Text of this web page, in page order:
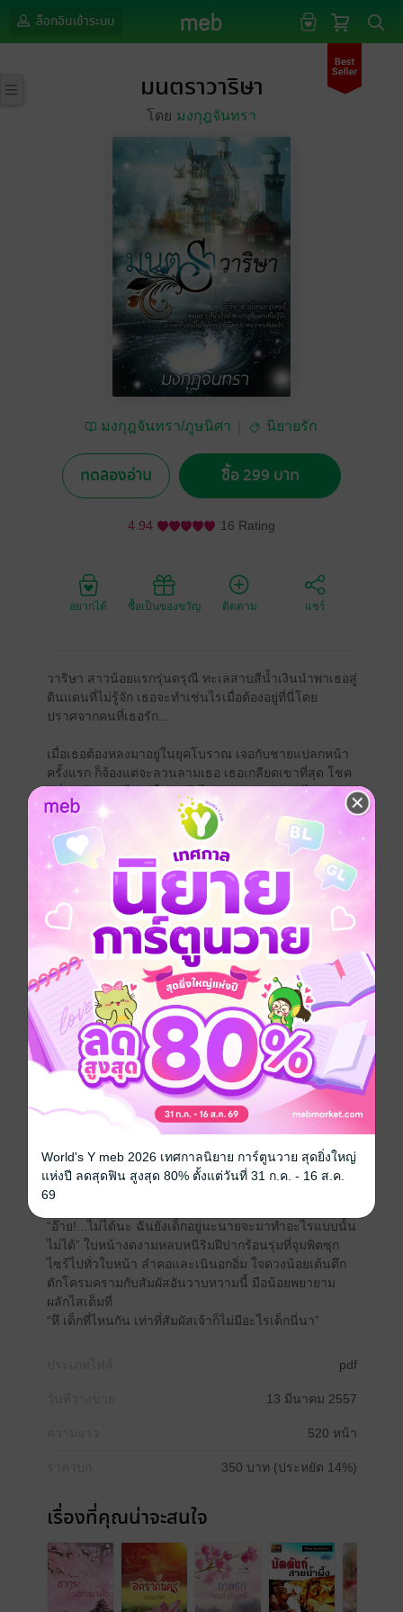
ล็อกอินเข้าระบบ
มนตราวาริษา
โดย มงกุฎจันทรา
มงกุฎจันทรา/ภูษนิศา นิยายรัก
ทดลองอ่าน ซื้อ 299 บาท
4.94 16 Rating
อยากได้ ซื้อเป็นของขวัญ ติดตาม แชร์
วาริษา สาวน้อยแรกรุ่นดรุณี ทะเลสาบสีน้ำเงินนำพาเธอสู่
ดินแดนที่ไม่รู้จัก เธอจะทำเช่นไรเมื่อต้องอยู่ที่นี่โดย
ปราศจากคนที่เธอรัก...
เมื่อเธอต้องหลงมาอยู่ในยุคโบราณ เจอกับชายแปลกหน้า
ครั้งแรก ก็จ้องแต่จะลวนลามเธอ เธอเกลียดเขาที่สุด โชค
ดีที่เธอต้องเข้าไปอยู่ในวัง จึงไม่เจอกับเขาอีก แต่ไฉนเขา
กลับเป็น องค์ชาย ไปซะนี่!
---------------------------------------------------------------------
---
“นี่เจ้า! บังอาจกล้าทำกับข้าถึงเพียงนี้เชียวหรือ” น้ำเสียงพูด
รอดไรฟัน ฟังดูเหี้ยมเกรียมนัก ตั้งแต่เกิดมาไม่เคยมีใครทำ
กับพระองค์อย่างนี้มาก่อน
“แค่นี้ยังน้อยไปด้วยซ้ำกับคนเลวๆ อย่างนาย” ใบหน้างาม
ทำใจกล้าเชิดหน้าต่อว่าอย่างท้าทาย
“คำก็เลวสองคำก็เลว ได้...งั้นเจ้าจงรู้ไว้คนที่ทำให้ข้าเจ็บ
คนเลวคนนี้มันจะทำให้เจ็บยิ่งกว่า” ตรัสจบพระพักตร์แกร่ง
ก็ฉกวูบลงบนริมฝีปากอวบอิ่มที่กำลังเผยอจะพูดอะไรบาง
อย่างออกมา แต่กลับต้องกลืนคำพูดนั้นลงคอไปแทน
“อุ๊บ!...อื้อ ปล่อยนะ” เสียงน้อยสั่งอู้อี้อยู่ในลำคอ ‘นี่...นี่ฉัน
ถูกจูบ!?’
-----------------------------------------------------
“อย่า!”
“ทำไมล่ะ ข้ารักเจ้า ต้องการเจ้า เป็นของข้าเถอะนะเจ้า”
“อ๊าย!...ไม่ได้นะ ฉันยังเด็กอยู่นะนายจะมาทำอะไรแบบนั้น
ไม่ได้” ใบหน้างดงามหลบหนีริมฝีปากร้อนรุ่มที่จุมพิตซุก
ไซร้ไปทั่วใบหน้า ลำคอและเนินอกอิ่ม ใจดวงน้อยเต้นตึก
ตักโครมครามกับสัมผัสอันวาบหวามนี้ มือน้อยพยายาม
ผลักไสเต็มที่
“หึ เด็กที่ไหนกัน เท่าที่สัมผัสเจ้าก็ไม่มีอะไรเด็กนี่นา”
pdf
13 มีนาคม 2557
520 หน้า
350 บาท (ประหยัด 14%)
เรื่องที่คุณน่าจะสนใจ
World's Y meb 2026 เทศกาลนิยาย การ์ตูนวาย สุดยิ่งใหญ่
แห่งปี ลดสุดฟิน สูงสุด 80% ตั้งแต่วันที่ 31 ก.ค. - 16 ส.ค.
69